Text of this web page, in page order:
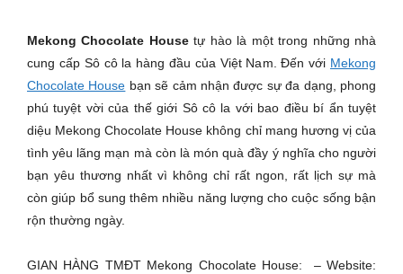
Mekong Chocolate Housetự hào là một trong những nhà
cung cấp Sô cô la hàng đầu của Việt Nam. Đến với Mekong
Chocolate House bạn sẽ cảm nhận được sự đa dạng, phong
phú tuyệt vời của thế giới Sô cô la với bao điều bí ẩn tuyệt
diệu Mekong Chocolate House không chỉ mang hương vị của
tình yêu lãng mạn mà còn là món quà đầy ý nghĩa cho người
bạn yêu thương nhất vì không chỉ rất ngon, rất lịch sự mà
còn giúp bổ sung thêm nhiều năng lượng cho cuộc sống bận
rộn thường ngày.
GIAN HÀNG TMĐT Mekong Chocolate House: – Website: